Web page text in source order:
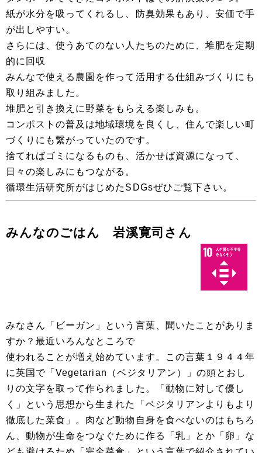
紙が水分を吸ってくれるし、防臭効果もあり、安価で手
が出しやすい。
さらには、使うあてのない人たちのために、堆肥を定期
的に回収
みんなで使える農園を作って活用する仕組みづくりにも
取り組みました。
堆肥と引き換えに野菜をもらえる楽しみも。
コンポストの普及は地域環境を良くし、住んで楽しい町
づくりにも繋がっていたのです。
捨てればゴミになるものも、活かせば資源になって、
日々の楽しみにもつながる。
循環生活研究所がはじめたSDGsぜひご覧下さい。
みんなのごはん 岩溪寛司さん
みなさん「ビーガン」という言葉、聞いたことがありま
すか？最近いろんなところで
使われることが増え始めています。この言葉１９４４年
に英国で「Vegetarian（ベジタリアン）」の頭とおし
りの文字を取って作られました。「動物に対して優し
く」という思想から生まれた「ベジタリアンよりもより
徹底した菜食」。肉など動物自身を食べないのはもちろ
ん、動物が生命をつなぐために作る「乳」とか「卵」な